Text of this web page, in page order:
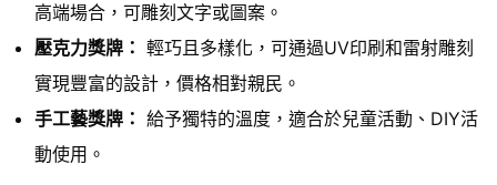
高端場合，可雕刻文字或圖案。
壓克力獎牌： 輕巧且多樣化，可通過UV印刷和雷射雕刻
實現豐富的設計，價格相對親民。
手工藝獎牌： 給予獨特的溫度，適合於兒童活動、DIY活
動使用。